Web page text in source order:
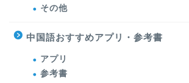
その他
中国語おすすめアプリ・参考書
アプリ
参考書